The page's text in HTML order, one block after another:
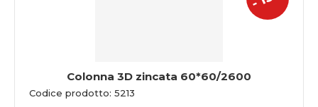
Colonna 3D zincata 60*60/2600
Codice prodotto: 5213